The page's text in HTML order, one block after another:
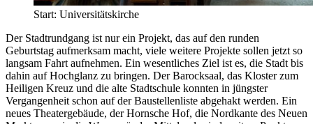
Start: Universitätskirche
Der Stadtrundgang ist nur ein Projekt, das auf den runden
Geburtstag aufmerksam macht, viele weitere Projekte sollen jetzt so
langsam Fahrt aufnehmen. Ein wesentliches Ziel ist es, die Stadt bis
dahin auf Hochglanz zu bringen. Der Barocksaal, das Kloster zum
Heiligen Kreuz und die alte Stadtschule konnten in jüngster
Vergangenheit schon auf der Baustellenliste abgehakt werden. Ein
neues Theatergebäude, der Hornsche Hof, die Nordkante des Neuen